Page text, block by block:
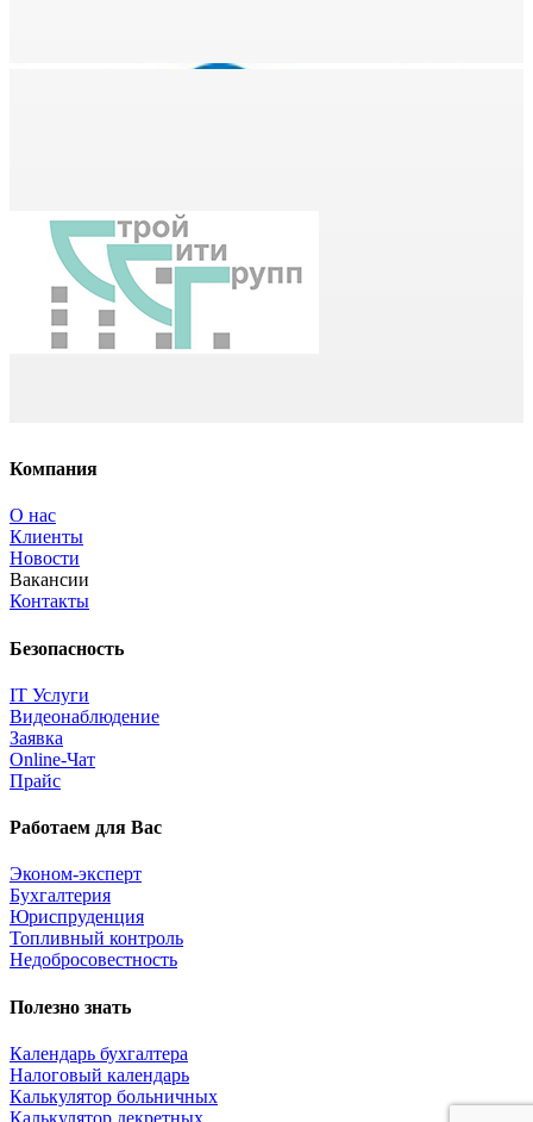
Компания
О нас
Клиенты
Новости
Вакансии
Контакты
Безопасность
IT Услуги
Видеонаблюдение
Заявка
Online-Чат
Прайс
Работаем для Вас
Эконом-эксперт
Бухгалтерия
Юриспруденция
Топливный контроль
Недобросовестность
Полезно знать
Календарь бухгалтера
Налоговый календарь
Калькулятор больничных
Калькулятор декретных